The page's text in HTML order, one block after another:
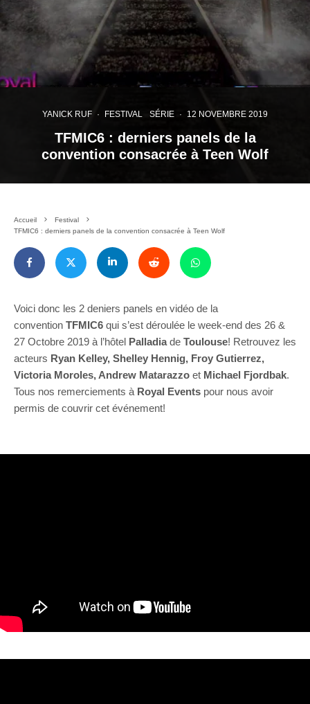
YANICK RUF · FESTIVAL SÉRIE · 12 NOVEMBRE 2019
TFMIC6 : derniers panels de la
convention consacrée à Teen Wolf
Accueil
Festival
TFMIC6 : derniers panels de la convention consacrée à Teen Wolf
Voici donc les 2 deniers panels en vidéo de la
convention TFMIC6 qui s’est déroulée le week-end des 26 &
27 Octobre 2019 à l’hôtel Palladiade Toulouse! Retrouvez les
acteurs Ryan Kelley, Shelley Hennig, Froy Gutierrez,
Victoria Moroles, Andrew Matarazzo et Michael Fjordbak.
Tous nos remerciements à Royal Events pour nous avoir
permis de couvrir cet événement!